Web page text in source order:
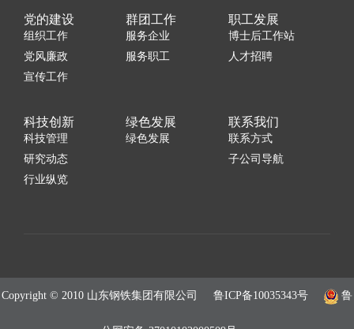
党的建设
组织工作
党风廉政
宣传工作
群团工作
服务企业
服务职工
职工发展
博士后工作站
人才招聘
科技创新
科技管理
研究动态
行业纵览
绿色发展
绿色发展
联系我们
联系方式
子公司导航
Copyright © 2010 山东钢铁集团有限公司 鲁ICP备10035343号 鲁